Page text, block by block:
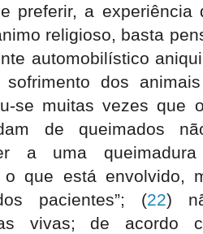
preferir, a experiência
religioso, basta
automobilístico
dos
se muitas vezes que
de queimados
a uma
o que está envolvido,
pacientes”; (22)
vivas; de acordo